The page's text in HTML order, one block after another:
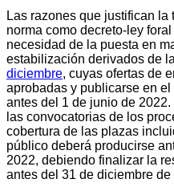
Las razones que justifican
norma como decreto-ley
necesidad de la puesta en
estabilización derivados de la
diciembre, cuyas ofertas de
aprobadas y publicarse en
antes del 1 de junio de
las convocatorias de los
cobertura de las plazas
público deberá producirse
2022, debiendo finalizar la
antes del 31 de diciembre de